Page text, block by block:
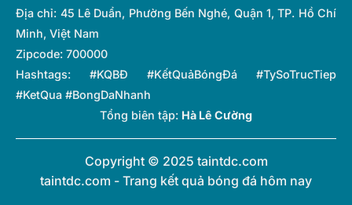
Địa chỉ: 45 Lê Duẩn, Phường Bến Nghé, Quận 1, TP. Hồ Chí
Minh, Việt Nam
Zipcode: 700000
Hashtags: #KQBĐ #KếtQuảBóngĐá #TySoTrucTiep
#KetQua #BongDaNhanh
Tổng biên tập: Hà Lê Cường
Copyright © 2025 taintdc.com
taintdc.com - Trang kết quả bóng đá hôm nay